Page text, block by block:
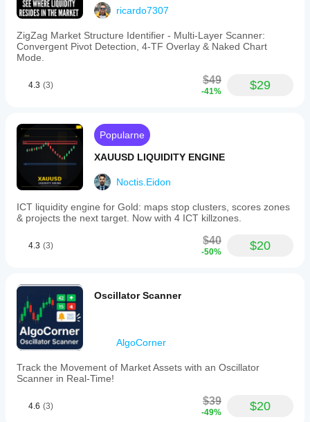
ricardo7307
ZigZag Market Structure Identifier - Multi-Layer Scanner:
Convergent Pivot Detection, 4-TF Overlay & Naked Chart
Mode.
4.3 (3) $49
-41% $29
Popularne
XAUUSD LIQUIDITY ENGINE
Noctis.Eidon
ICT liquidity engine for Gold: maps stop clusters, scores zones
& projects the next target. Now with 4 ICT killzones.
4.3 (3) $40
-50% $20
Oscillator Scanner
AlgoCorner
Track the Movement of Market Assets with an Oscillator
Scanner in Real-Time!
4.6 (3) $39
-49% $20